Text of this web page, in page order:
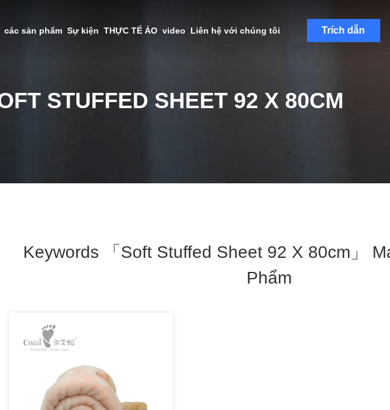
các sản phẩm Sự kiện THỰC TẾ ẢO video Liên hệ với chúng tôi Trích dẫn
STUFFED SHEET 92 X 80CM
Keywords 「soft Stuffed Sheet 92 X 80cm」
Phẩm